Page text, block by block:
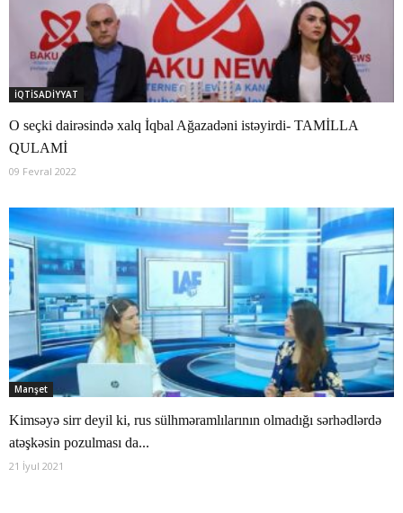
İQTİSADİYYAT
O seçki dairəsində xalq İqbal Ağazadəni istəyirdi- TAMİLLA
QULAMİ
09 Fevral 2022
Manşet
Kimsəyə sirr deyil ki, rus sülhməramlılarının olmadığı sərhədlərdə
atəşkəsin pozulması da...
21 İyul 2021